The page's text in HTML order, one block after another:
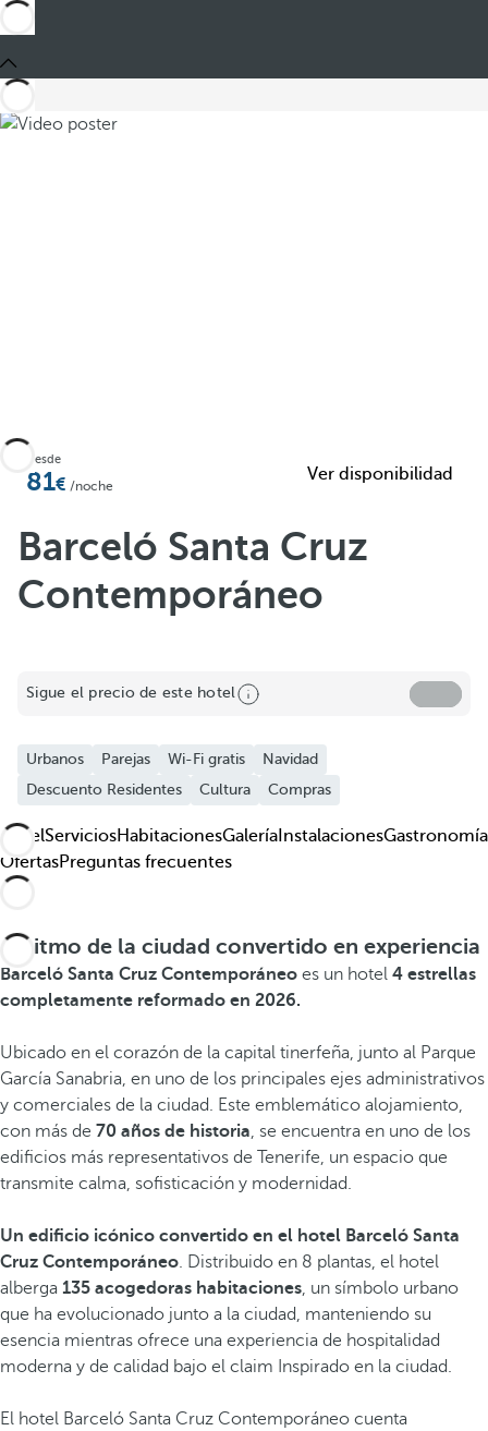
Compartir
Añadir a favoritos
Ver más fotos y vídeos
Desde
81 /noche
Ver disponibilidad
Barceló Santa Cruz
Contemporáneo
Sigue el precio de este hotel
Urbanos Parejas Wi-Fi gratis
Navidad
Descuento Residentes
Cultura Compras
HotelServiciosHabitacionesGalería InstalacionesGastronomía
OfertasPreguntas frecuentes
El ritmo de la ciudad convertido en experiencia
Barceló Santa Cruz Contemporáneo es un hotel 4 estrellas
completamente reformado en 2026.
Ubicado en el corazón de la capital tinerfeña, junto al Parque
García Sanabria, en uno de los principales ejes administrativos
y comerciales de la ciudad. Este emblemático alojamiento,
con más de 70 años de historia, se encuentra en uno de los
edificios más representativos de Tenerife, un espacio que
transmite calma, sofisticación y modernidad.
Un edificio icónico convertido en el hotel Barceló Santa
Cruz Contemporáneo. Distribuido en 8 plantas, el hotel
alberga 135 acogedoras habitaciones, un símbolo urbano
que ha evolucionado junto a la ciudad, manteniendo su
esencia mientras ofrece una experiencia de hospitalidad
moderna y de calidad bajo el claim Inspirado en la ciudad.
El hotel Barceló Santa Cruz Contemporáneo cuenta